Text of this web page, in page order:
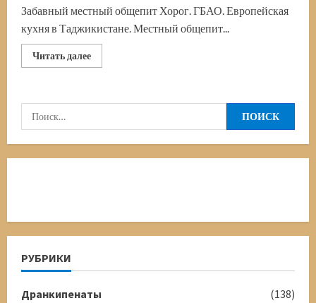
Забавный местный общепит Хорог. ГБАО. Европейская
кухня в Таджикистане. Местный общепит...
Читать далееПрочитать
больше
Европейская
Таджикистане
Найти:
РУБРИКИ
Дранкипенаты
(138)